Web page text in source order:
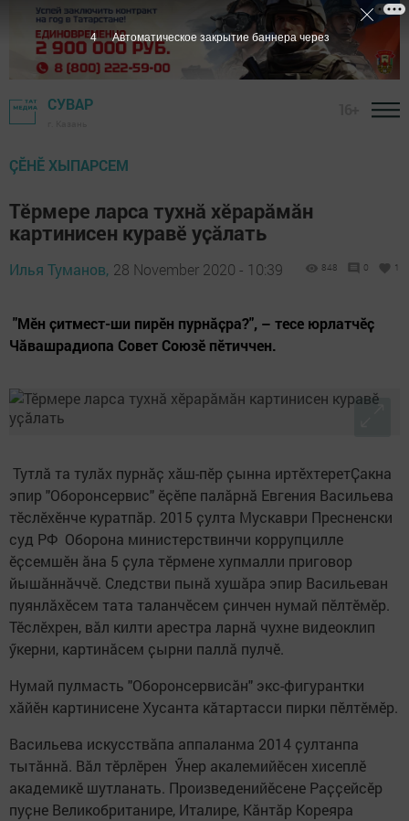
СУВАР
ÇӖНӖ ХЫПАРСЕМ
Тӗрмере ларса тухнӑ хӗрарӑмӑн
картинисен куравӗ уҫӑлать
Илья Туманов, 28 November 2020 - 10:39 848 0 1
"Мӗн ҫитмест-ши пирӗн пурнӑҫра?", – тесе юрлатчӗҫ
Чӑвашрадиопа Совет Союзӗ пӗтиччен.
Тутлӑ та тулӑх пурнӑҫ хӑш-пӗр ҫынна иртӗхтеретҪакна
эпир "Оборонсервис" ӗҫӗпе палӑрнӑ Евгения Васильева
тӗслӗхӗнче куратпӑр. 2015 ҫулта Мускаври Пресненски
суд РФ Оборона министерствинчи коррупцилле
ӗҫсемшӗн ӑна 5 ҫула тӗрмене хупмалли приговор
йышӑннӑччӗ. Следстви пынӑ хушӑра эпир Васильеван
пуянлӑхӗсем тата таланчӗсем ҫинчен нумай пӗлтӗмӗр.
Тӗслӗхрен, вӑл килти арестра ларнӑ чухне видеоклип
ӳкерни, картинӑсем ҫырни паллӑ пулчӗ.
Нумай пулмасть "Оборонсервисӑн" экс-фигурантки
хӑйӗн картинисене Хусанта кӑтартасси пирки пӗлтӗмӗр.
Васильева искусствӑпа аппаланма 2014 ҫултанпа
тытӑннӑ. Вӑл тӗрлӗрен Ӳнер акалемийӗсен хисеплӗ
академикӗ шутланать. Произведенийӗсене Раҫҫейсӗр
пуҫне Великобританире, Италире, Кӑнтӑр Кореяра
3 Автоматическое закрытие баннера через